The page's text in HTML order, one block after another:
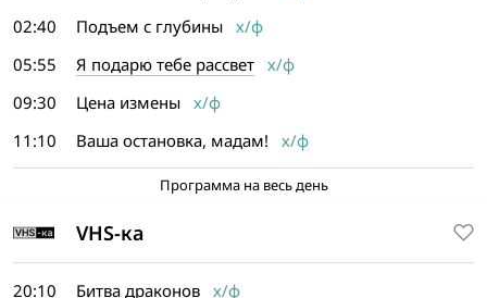
02:40
Подъем с глубины х/ф
05:55
Я подарю тебе рассвет х/ф
09:30
Цена измены х/ф
11:10
Ваша остановка, мадам! х/ф
Программа на весь день
VHS-ка
20:10 Битва драконов х/ф